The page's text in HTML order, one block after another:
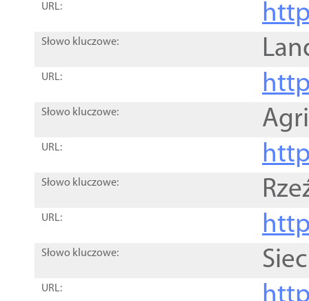
URL:
Słowo kluczowe:
URL:
Słowo kluczowe:
URL:
Słowo kluczowe:
URL:
Słowo kluczowe:
URL: